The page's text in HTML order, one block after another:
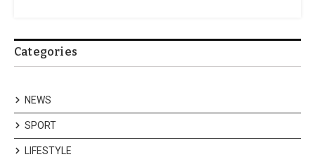
Categories
NEWS
SPORT
LIFESTYLE